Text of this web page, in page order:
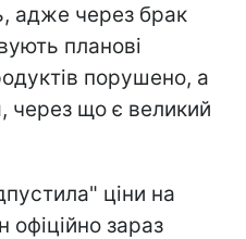
адже через брак
планові
порушено, а
через що є великий
ціни на
офіційно зараз